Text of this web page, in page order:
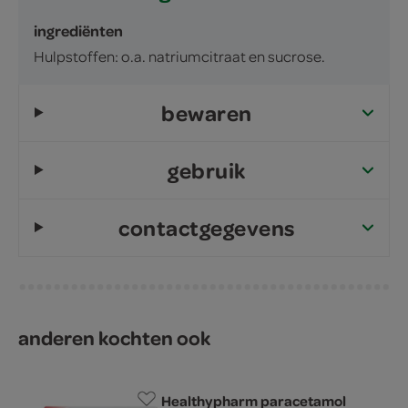
ingrediënten
Hulpstoffen: o.a. natriumcitraat en sucrose.
bewaren
gebruik
contactgegevens
anderen kochten ook
Healthypharm paracetamol